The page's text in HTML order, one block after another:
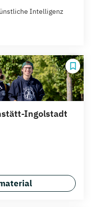
Intelligenz
Ingolstadt